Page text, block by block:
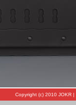
Copyright (c) 2010 JOKR